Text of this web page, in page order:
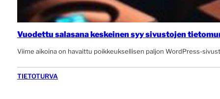
Vuodettu salasana keskeinen syy sivustojen
Viime aikoina on havaittu poikkeuksellisen paljon WordPress-
TIETOTURVA